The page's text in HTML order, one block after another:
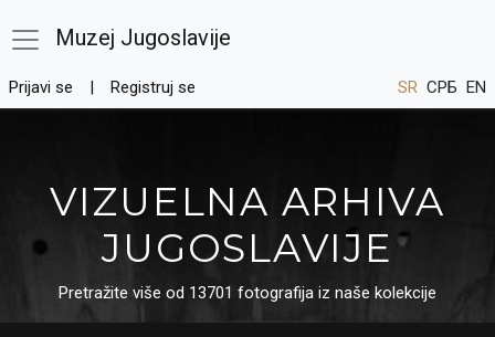
Muzej Jugoslavije
Prijavi se Registruj se SR СРБ EN
VIZUELNA ARHIVA
JUGOSLAVIJE
Pretražite više od 13701 fotografija iz naše kolekcije